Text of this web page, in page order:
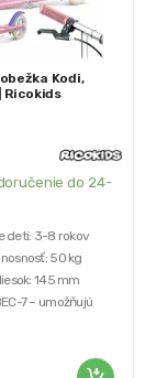
Kodi,
Ricokids
do 24-
deti: 3-8 rokov
50 kg
145 mm
7 – umožňujú
PU, 83A (guma)